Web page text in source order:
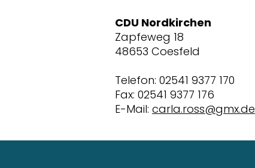
CDU Nordkirchen
Zapfeweg 18
48653 Coesfeld
Telefon: 02541 9377 170
Fax: 02541 9377 176
E-Mail: carla.ross@gmx.de